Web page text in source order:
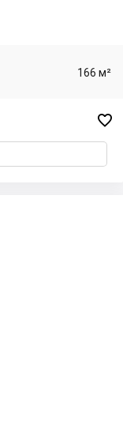
166 м²
